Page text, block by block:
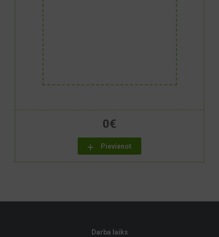
0€
Pievienot
Darba laiks